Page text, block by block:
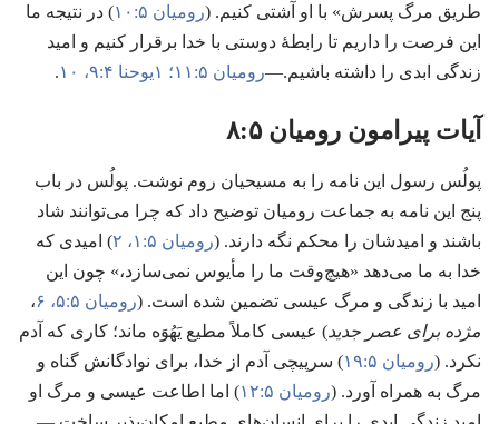
طریق مرگ پسرش» با او آشتی کنیم.‏ (‏رومیان ۵:‏۱۰
‏)‏ در نتیجه ما
این فرصت را داریم تا رابطهٔ دوستی با خدا برقرار کنیم و امید
زندگی ابدی را داشته باشیم.‏—‏رومیان ۵:‏۱۱؛‏ ‏.‏
آیات پیرامون رومیان ۵:‏۸
پولُس رسول این نامه را به مسیحیان روم نوشت.‏ پولُس در باب
پنج این نامه به جماعت رومیان توضیح داد که چرا می‌توانند شاد
باشند و امیدشان را محکم نگه دارند.‏ (‏رومیان ۵:‏۱،‏ ۲
‏)‏ امیدی که
خدا به ما می‌دهد «هیچ‌وقت ما را مأیوس نمی‌سازد،‏» چون این
امید با زندگی و مرگ عیسی تضمین شده است.‏ (‏رومیان ۵:‏۵،‏ ۶
‏،‏
مژده برای عصر جدید‏)‏ عیسی کاملاً مطیع یَهُوَه ماند؛‏ کاری که آدم
نکرد.‏ (‏رومیان ۵:‏۱۹
‏)‏ سرپیچی آدم از خدا،‏ برای نوادگانش گناه و
مرگ به همراه آورد.‏ (‏رومیان ۵:‏۱۲
‏)‏ اما اطاعت عیسی و مرگ او